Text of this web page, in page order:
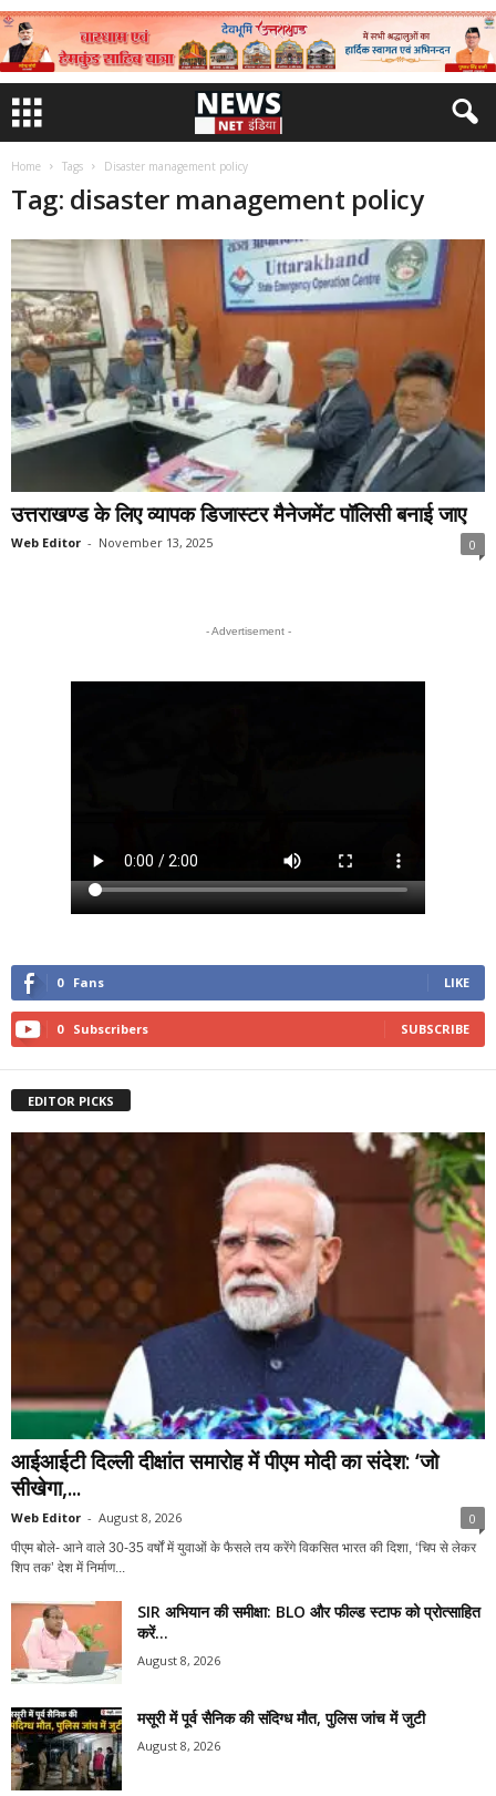
Home Tags Disaster management policy
Tag: disaster management policy
उत्तराखण्ड के लिए व्यापक डिजास्टर मैनेजमेंट पॉलिसी बनाई जाए
Web Editor - November 13, 2025 0
- Advertisement -
0 Fans LIKE
0 Subscribers SUBSCRIBE
EDITOR PICKS
आईआईटी दिल्ली दीक्षांत समारोह में पीएम मोदी का संदेश: ‘जो
सीखेगा,...
Web Editor - August 8, 2026 0
पीएम बोले- आने वाले 30-35 वर्षों में युवाओं के फैसले तय करेंगे विकसित भारत की दिशा, ‘चिप से लेकर
शिप तक’ देश में निर्माण...
SIR अभियान की समीक्षा: BLO और फील्ड स्टाफ को प्रोत्साहित
करें...
August 8, 2026
मसूरी में पूर्व सैनिक की संदिग्ध मौत, पुलिस जांच में जुटी
August 8, 2026